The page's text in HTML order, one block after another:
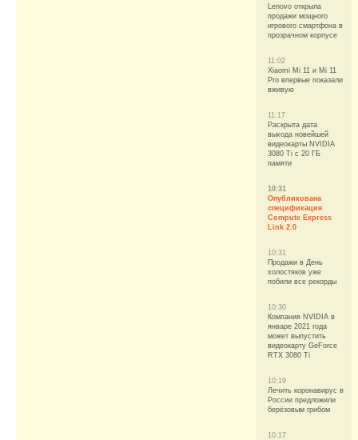
Lenovo открыла
продажи мощного
игрового смартфона в
прозрачном корпусе
11:02
Xiaomi Mi 11 и Mi 11
Pro впервые показали
вживую
11:17
Раскрыта дата
выхода новейшей
видеокарты NVIDIA
3080 Ti с 20 ГБ
памяти
10:31
Опубликована
спецификация
Compute Express
Link 2.0
10:31
Продажи в День
холостяков уже
побили все рекорды
10:30
Компания NVIDIA в
январе 2021 года
может выпустить
видеокарту GeForce
RTX 3080 Ti
10:19
Лечить коронавирус в
России предложили
берёзовым грибом
10:17